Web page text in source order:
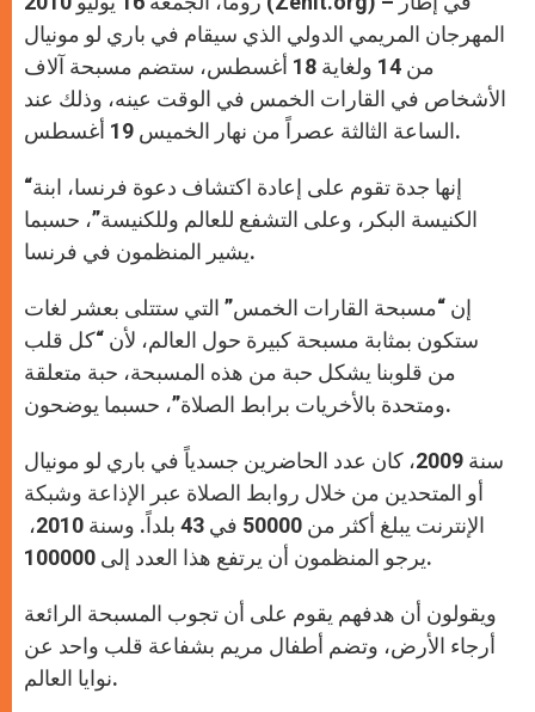
p e
r
k
المهرجان المريمي الدولي الذي سيقام في باري لو مونيال
من 14 ولغاية 18 أغسطس، ستضم مسبحة آلاف
الأشخاص في القارات الخمس في الوقت عينه، وذلك عند
الساعة الثالثة عصراً من نهار الخميس 19 أغسطس.
“إنها جدة تقوم على إعادة اكتشاف دعوة فرنسا، ابنة
الكنيسة البكر، وعلى التشفع للعالم وللكنيسة”، حسبما
يشير المنظمون في فرنسا.
إن “مسبحة القارات الخمس” التي ستتلى بعشر لغات
ستكون بمثابة مسبحة كبيرة حول العالم، لأن “كل قلب
من قلوبنا يشكل حبة من هذه المسبحة، حبة متعلقة
ومتحدة بالأخريات برابط الصلاة”، حسبما يوضحون.
سنة 2009، كان عدد الحاضرين جسدياً في باري لو مونيال
أو المتحدين من خلال روابط الصلاة عبر الإذاعة وشبكة
الإنترنت يبلغ أكثر من 50000 في 43 بلداً. وسنة 2010،
يرجو المنظمون أن يرتفع هذا العدد إلى 100000.
ويقولون أن هدفهم يقوم على أن تجوب المسبحة الرائعة
أرجاء الأرض، وتضم أطفال مريم بشفاعة قلب واحد عن
نوايا العالم.